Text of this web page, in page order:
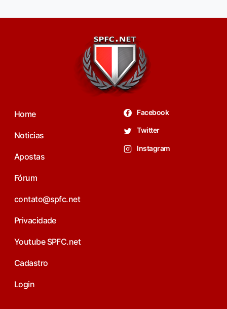
Home
Noticias
Apostas
Fórum
contato@spfc.net
Privacidade
Youtube SPFC.net
Cadastro
Login
Facebook
Twitter
Instagram